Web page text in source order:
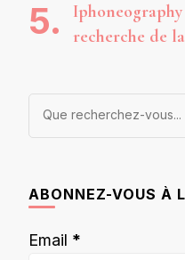
recherche de
Vous
ABONNEZ-VOUS À
Email *